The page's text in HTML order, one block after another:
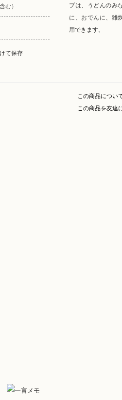
む）
て保存
プは、うどんのみ
に、おでんに、雑
用できます。
この商品につい
この商品を友達